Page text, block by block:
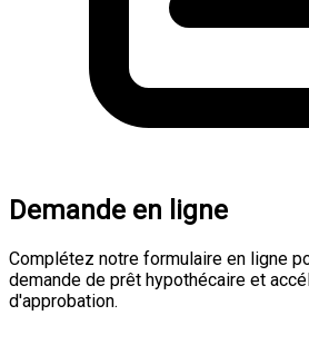
Demande en ligne
Complétez notre formulaire en ligne
demande de prêt hypothécaire et
d'approbation.